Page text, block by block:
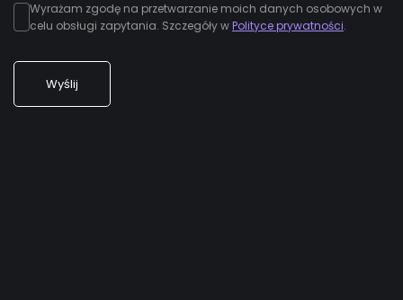
Wyrażam zgodę na przetwarzanie moich danych osobowych w
celu obsługi zapytania. Szczegóły wPolityce prywatności.
Wyślij